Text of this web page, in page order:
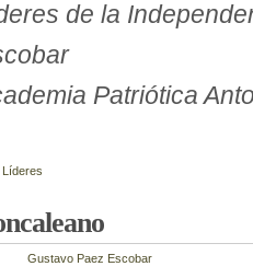
de la
Patriótica
Líderes
Gustavo Paez Escobar